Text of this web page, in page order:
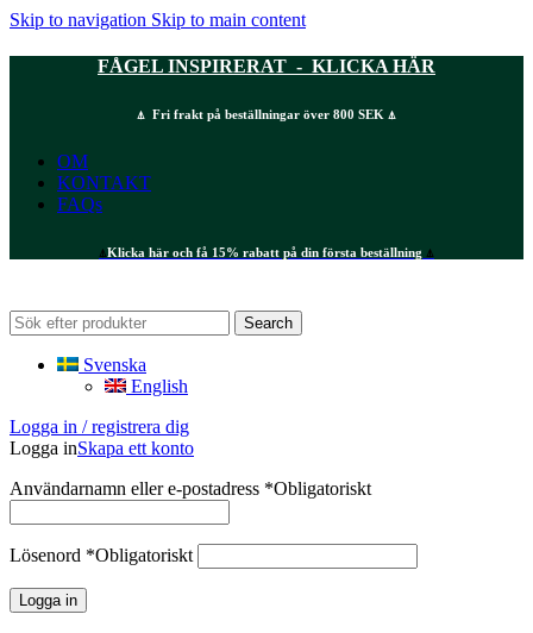
Skip to navigation Skip to main content
FÅGEL INSPIRERAT - KLICKA HÄR
⍋ Fri frakt på beställningar över 800 SEK ⍋
OM
KONTAKT
FAQs
⍋Klicka här och få 15% rabatt på din första beställning ⍋
Search
Svenska
English
Logga in / registrera dig
Logga inSkapa ett konto
Användarnamn eller e-postadress *Obligatoriskt
Lösenord *Obligatoriskt
Logga in